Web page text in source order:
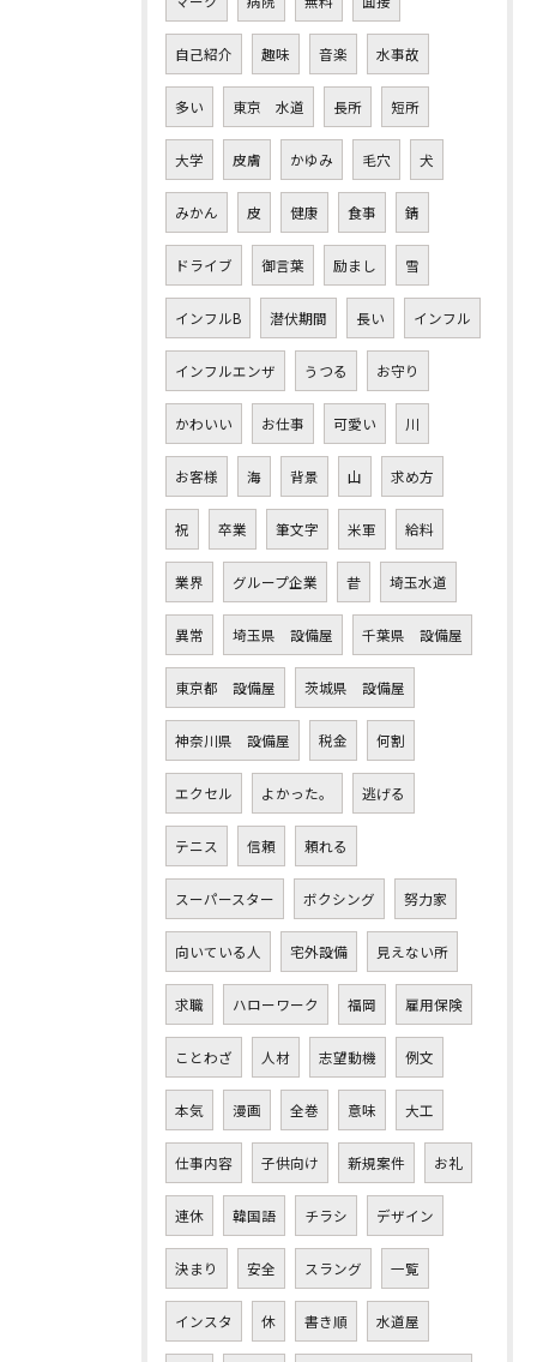
自己紹介 趣味 音楽 水事故
多い 東京 水道 長所 短所
大学 皮膚 かゆみ 毛穴 犬
みかん 皮 健康 食事 錆
ドライブ 御言葉 励まし 雪
インフルB 潜伏期間 長い インフル
インフルエンザ うつる お守り
かわいい お仕事 可愛い 川
お客様 海 背景 山 求め方
祝 卒業 筆文字 米軍 給料
業界 グループ企業 昔 埼玉水道
異常 埼玉県 設備屋 千葉県 設備屋
東京都 設備屋 茨城県 設備屋
神奈川県 設備屋 税金 何割
エクセル よかった。 逃げる
テニス 信頼 頼れる
スーパースター ボクシング 努力家
向いている人 宅外設備 見えない所
求職 ハローワーク 福岡 雇用保険
ことわざ 人材 志望動機 例文
本気 漫画 全巻 意味 大工
仕事内容 子供向け 新規案件 お礼
連休 韓国語 チラシ デザイン
決まり 安全 スラング 一覧
インスタ 休 書き順 水道屋